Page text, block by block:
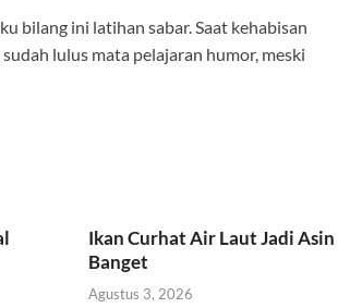
bilang ini latihan sabar. Saat kehabisan
lulus mata pelajaran humor, meski
Ikan Curhat Air Laut Jadi Asin
Banget
Agustus 3, 2026